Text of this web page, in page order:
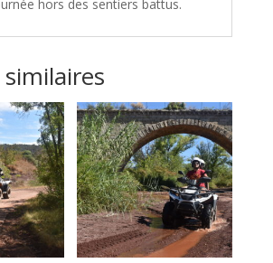
hors des sentiers battus.